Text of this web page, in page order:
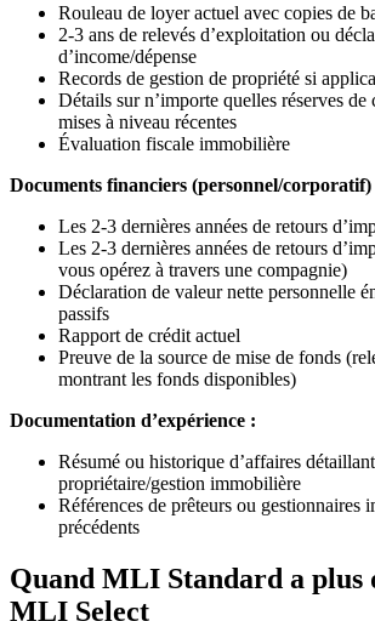
Rouleau de loyer actuel avec copies de
2-3 ans de relevés d’exploitation ou
d’income/dépense
Records de gestion de propriété si
Détails sur n’importe quelles réserves de
mises à niveau récentes
Évaluation fiscale immobilière
Documents financiers (personnel/corporatif)
Les 2-3 dernières années de retours
Les 2-3 dernières années de retours
vous opérez à travers une compagnie)
Déclaration de valeur nette personnelle
passifs
Rapport de crédit actuel
Preuve de la source de mise de fonds
montrant les fonds disponibles)
Documentation d’expérience :
Résumé ou historique d’affaires
propriétaire/gestion immobilière
Références de prêteurs ou gestionnaires
précédents
Quand MLI Standard a plus
MLI Select